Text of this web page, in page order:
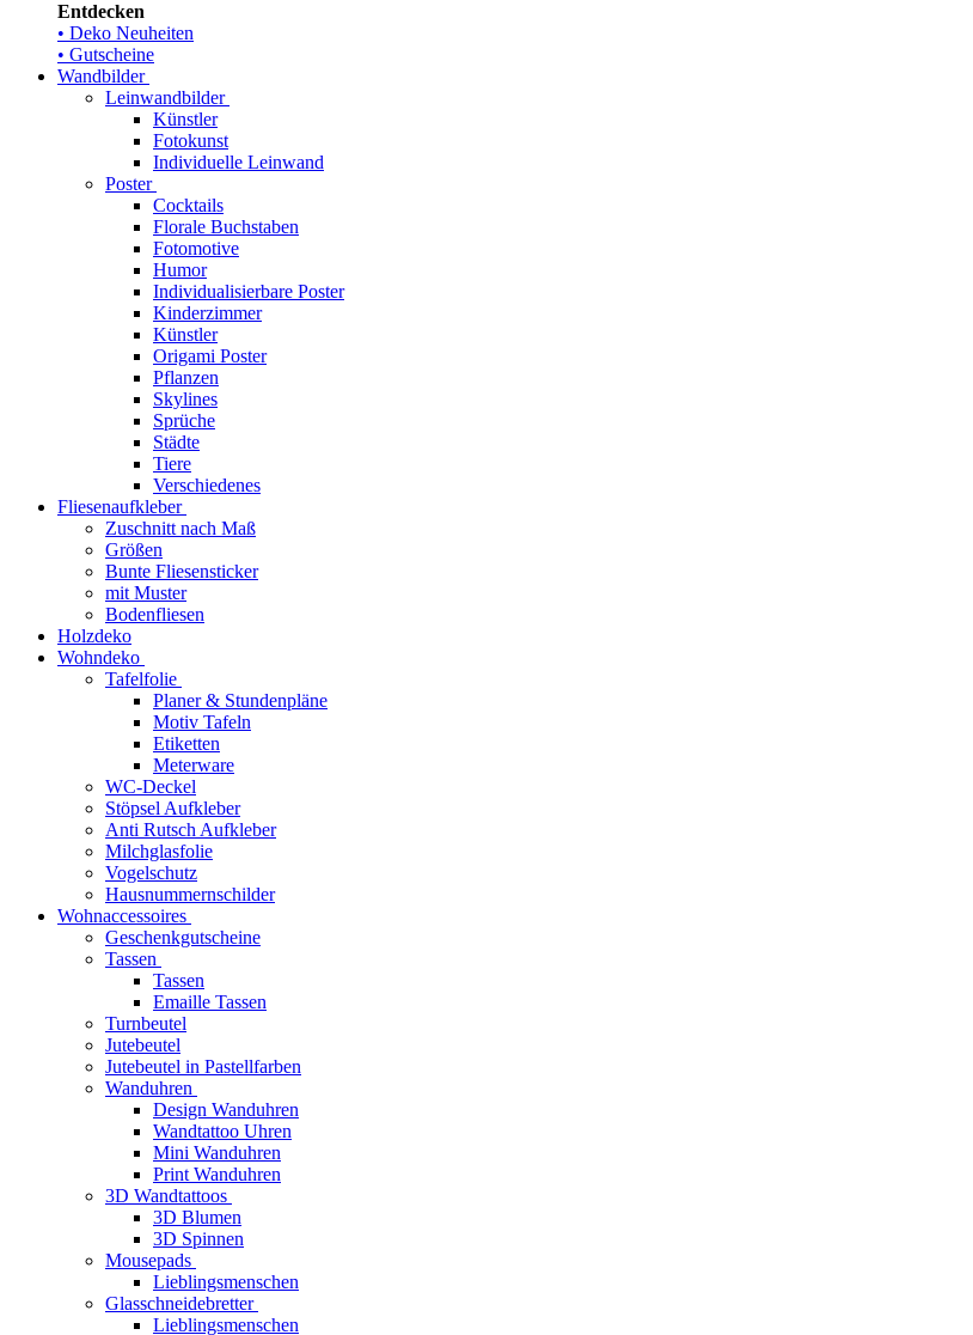
Entdecken
• Deko Neuheiten
• Gutscheine
Wandbilder
Leinwandbilder
Künstler
Fotokunst
Individuelle Leinwand
Poster
Cocktails
Florale Buchstaben
Fotomotive
Humor
Individualisierbare Poster
Kinderzimmer
Künstler
Origami Poster
Pflanzen
Skylines
Sprüche
Städte
Tiere
Verschiedenes
Fliesenaufkleber
Zuschnitt nach Maß
Größen
Bunte Fliesensticker
mit Muster
Bodenfliesen
Holzdeko
Wohndeko
Tafelfolie
Planer & Stundenpläne
Motiv Tafeln
Etiketten
Meterware
WC-Deckel
Stöpsel Aufkleber
Anti Rutsch Aufkleber
Milchglasfolie
Vogelschutz
Hausnummernschilder
Wohnaccessoires
Geschenkgutscheine
Tassen
Tassen
Emaille Tassen
Turnbeutel
Jutebeutel
Jutebeutel in Pastellfarben
Wanduhren
Design Wanduhren
Wandtattoo Uhren
Mini Wanduhren
Print Wanduhren
3D Wandtattoos
3D Blumen
3D Spinnen
Mousepads
Lieblingsmenschen
Glasschneidebretter
Lieblingsmenschen